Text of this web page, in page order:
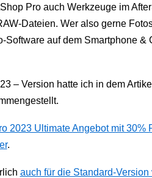
Pro auch Werkzeuge im
Dateien. Wer also gerne
Software auf dem Smartphone &
– Version hatte ich in dem
2023 Ultimate Angebot mit 30%
.
auch für die Standard-